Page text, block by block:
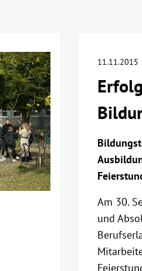
11.11.2015
Am 30.
und